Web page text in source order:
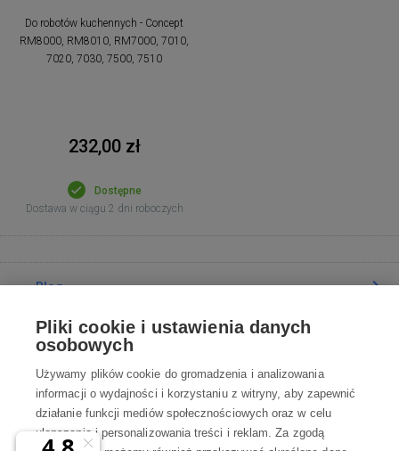
Do robotów kuchennych - Concept
RM8000, RM8010, RM7000, 7010,
7020, 7030, 7500, 7510
232,00 zł
Dostępne
Dostawa w ciągu 2 dni roboczych
Blog
Poradnia
Wszystko o zakupach
Kontakt
Pliki cookie i ustawienia danych
osobowych
Używamy plików cookie do gromadzenia i analizowania
informacji o wydajności i korzystaniu z witryny, aby zapewnić
działanie funkcji mediów społecznościowych oraz w celu
ulepszania i personalizowania treści i reklam. Za zgodą